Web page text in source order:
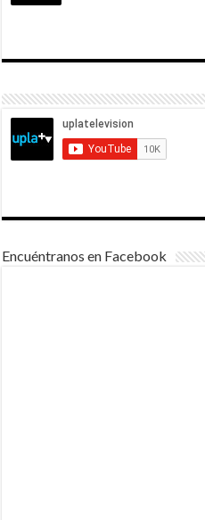
Encuéntranos en Facebook